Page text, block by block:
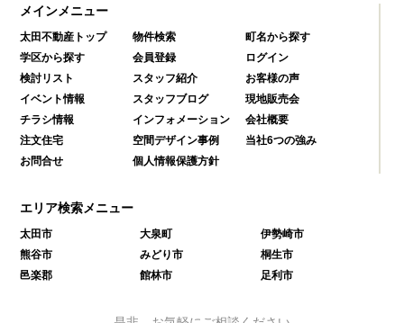
メインメニュー
太田不動産トップ 物件検索
町名から探す
学区から探す
会員登録
ログイン
検討リスト
スタッフ紹介
お客様の声
イベント情報
スタッフブログ
現地販売会
チラシ情報
インフォメーション
会社概要
注文住宅
空間デザイン事例
当社6つの強み
お問合せ
個人情報保護方針
エリア検索メニュー
太田市 大泉町
伊勢崎市
熊谷市
みどり市
桐生市
邑楽郡
館林市 足利市